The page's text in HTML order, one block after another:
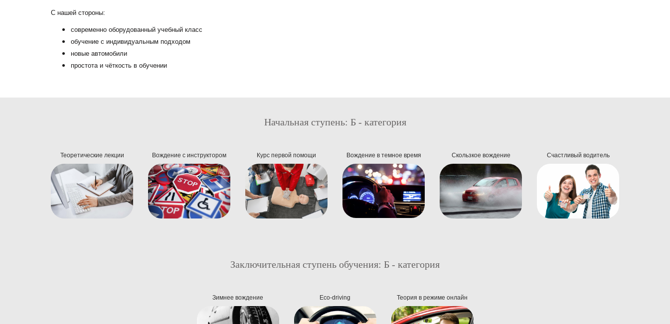
С нашей стороны:
современно оборудованный учебный класс
обучение с индивидуальным подходом
новые автомобили
простота и чёткость в обучении
Начальная ступень: Б - категория
Теоретические лекции Вождение с инструктором Курс первой помощи Вождение в темное время Скользкое вождение Счастливый водитель
Заключительная ступень обучения: Б - категория
Зимнее вождение Eco-driving Теория в режиме онлайн